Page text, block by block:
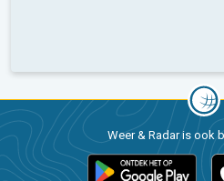
Weer & Radar is ook